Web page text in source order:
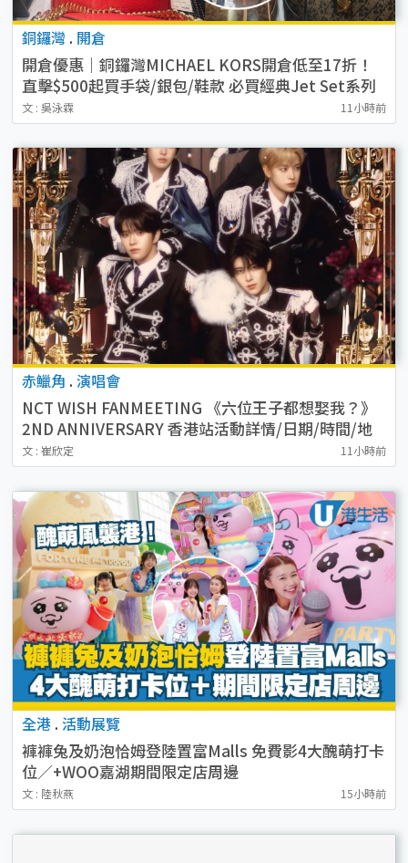
銅鑼灣 . 開倉
開倉優惠｜銅鑼灣MICHAEL KORS開倉低至17折！
直擊$500起買手袋/銀包/鞋款 必買經典Jet Set系列
文 : 吳泳霖 11小時前
赤鱲角 . 演唱會
NCT WISH FANMEETING 《六位王子都想娶我？》
2ND ANNIVERSARY 香港站活動詳情/日期/時間/地
點/票價一覽
文 : 崔欣定 11小時前
全港 . 活動展覽
褲褲兔及奶泡恰姆登陸置富Malls 免費影4大醜萌打卡
位／+WOO嘉湖期間限定店周邊
文 : 陸秋燕 15小時前